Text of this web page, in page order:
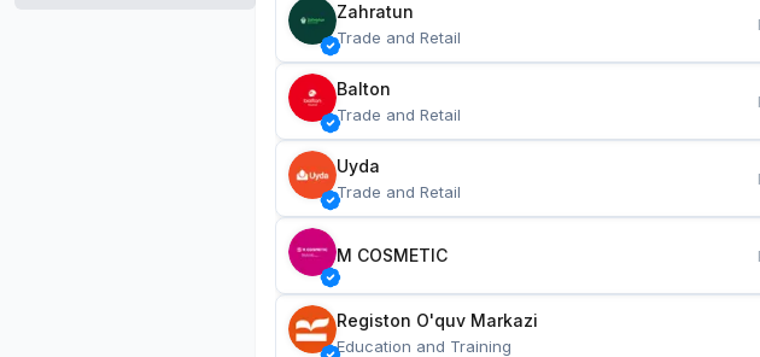
Zahratun
Trade and Retail
Balton
Trade and Retail
Uyda
Trade and Retail
M COSMETIC
Registon O'quv Markazi
Education and Training